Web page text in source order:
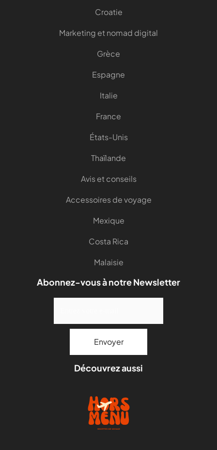
Croatie
Marketing et nomad digital
Grèce
Espagne
Italie
France
États-Unis
Thaïlande
Avis et conseils
Accessoires de voyage
Mexique
Costa Rica
Malaisie
Abonnez-vous à notre Newsletter
Découvrez aussi